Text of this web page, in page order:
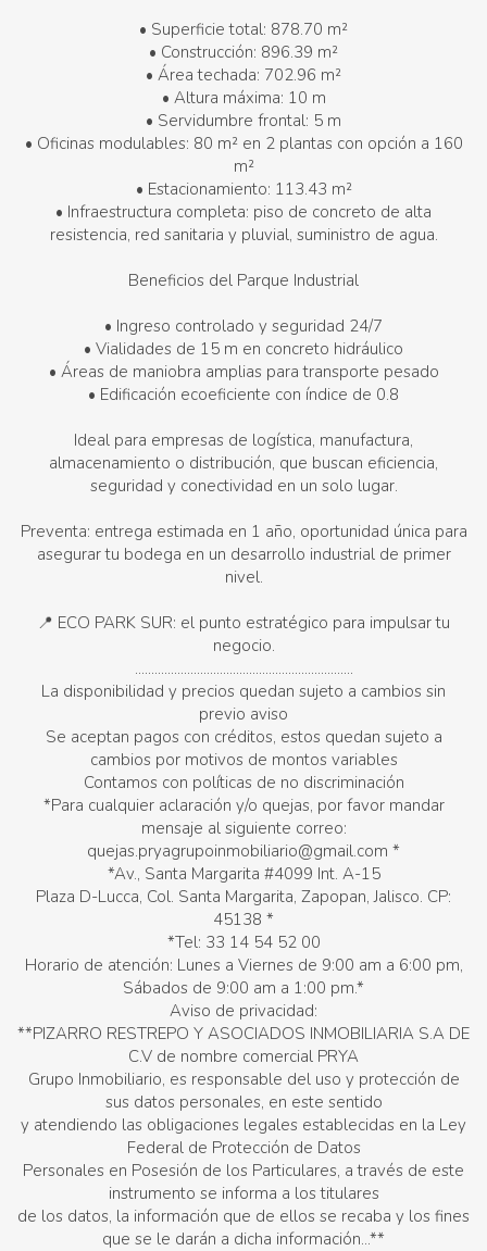
• Superficie total: 878.70 m²
• Construcción: 896.39 m²
• Área techada: 702.96 m²
• Altura máxima: 10 m
• Servidumbre frontal: 5 m
• Oficinas modulables: 80 m² en 2 plantas con opción a 160
m²
• Estacionamiento: 113.43 m²
• Infraestructura completa: piso de concreto de alta
resistencia, red sanitaria y pluvial, suministro de agua.
Beneficios del Parque Industrial
• Ingreso controlado y seguridad 24/7
• Vialidades de 15 m en concreto hidráulico
• Áreas de maniobra amplias para transporte pesado
• Edificación ecoeficiente con índice de 0.8
Ideal para empresas de logística, manufactura,
almacenamiento o distribución, que buscan eficiencia,
seguridad y conectividad en un solo lugar.
Preventa: entrega estimada en 1 año, oportunidad única para
asegurar tu bodega en un desarrollo industrial de primer
nivel.
📍 ECO PARK SUR: el punto estratégico para impulsar tu
negocio.
...................................................................
La disponibilidad y precios quedan sujeto a cambios sin
previo aviso
Se aceptan pagos con créditos, estos quedan sujeto a
cambios por motivos de montos variables
Contamos con políticas de no discriminación
*Para cualquier aclaración y/o quejas, por favor mandar
mensaje al siguiente correo:
quejas.pryagrupoinmobiliario@gmail.com *
*Av., Santa Margarita #4099 Int. A-15
Plaza D-Lucca, Col. Santa Margarita, Zapopan, Jalisco. CP:
45138 *
*Tel: 33 14 54 52 00
Horario de atención: Lunes a Viernes de 9:00 am a 6:00 pm,
Sábados de 9:00 am a 1:00 pm.*
Aviso de privacidad:
**PIZARRO RESTREPO Y ASOCIADOS INMOBILIARIA S.A DE
C.V de nombre comercial PRYA
Grupo Inmobiliario, es responsable del uso y protección de
sus datos personales, en este sentido
y atendiendo las obligaciones legales establecidas en la Ley
Federal de Protección de Datos
Personales en Posesión de los Particulares, a través de este
instrumento se informa a los titulares
de los datos, la información que de ellos se recaba y los fines
que se le darán a dicha información...**